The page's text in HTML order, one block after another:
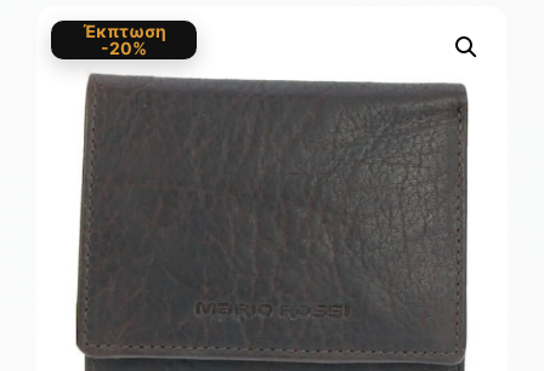
Έκπτωση
-20%